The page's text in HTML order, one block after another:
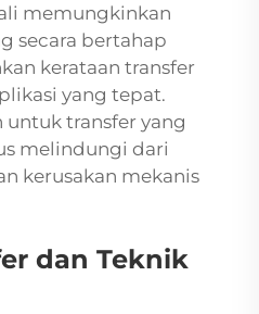
memungkinkan
secara bertahap
kerataan transfer
yang tepat.
transfer yang
melindungi dari
kerusakan mekanis
dan Teknik